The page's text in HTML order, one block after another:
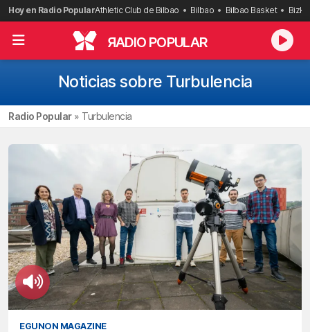
Saltar
al
contenido
Hoy en Radio PopularAthletic Club de Bilbao Bilbao Bilbao Basket
RADIO POPULAR
Noticias sobre Turbulencia
Radio Popular» Turbulencia
EGUNON MAGAZINE